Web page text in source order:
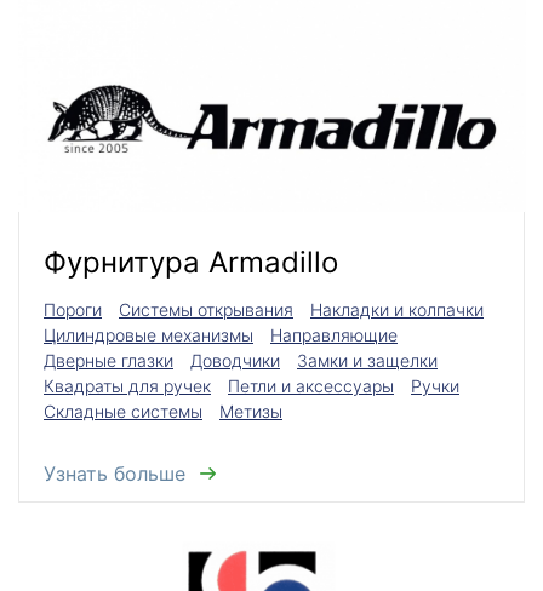
Фурнитура Armadillo
Пороги Системы открывания
Накладки и колпачки
Цилиндровые механизмы
Направляющие
Дверные глазки
Доводчики
Замки и защелки
Квадраты для ручек
Петли и аксессуары
Ручки
Складные системы
Метизы
Узнать больше